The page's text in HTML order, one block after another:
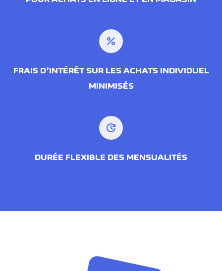
percent
FRAIS D’INTÉRÊT SUR LES ACHATS INDIVIDUEL
MINIMISÉS
update
DURÉE FLEXIBLE DES MENSUALITÉS